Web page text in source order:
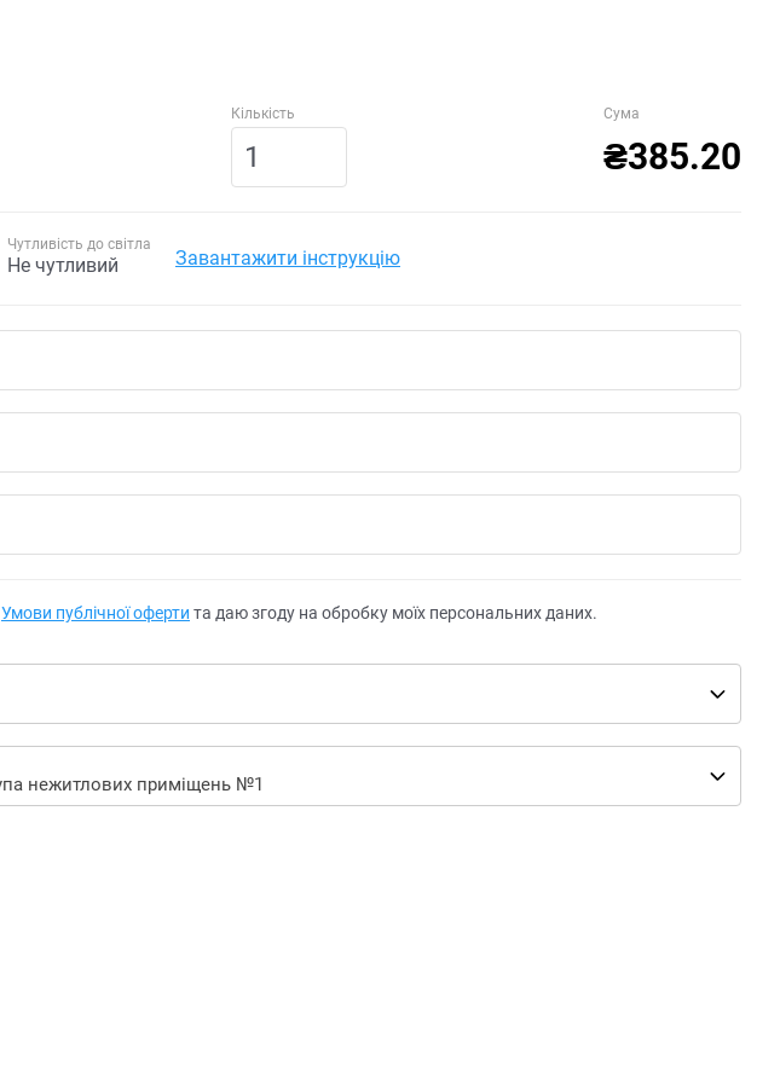
Кількість Сума
₴385.20
Чутливість до світла
Не чутливий Завантажити інструкцію
Умови публічної оферти та даю згоду на обробку моїх персональних даних.